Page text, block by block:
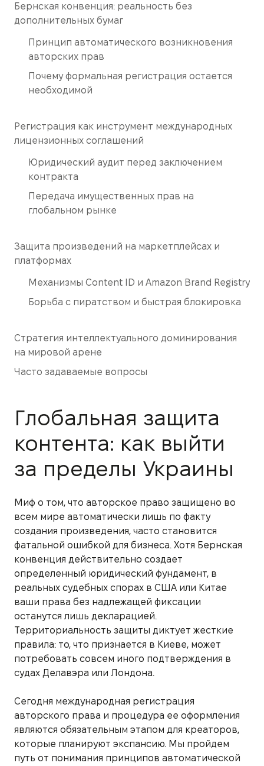
Бернская конвенция: реальность без
дополнительных бумаг
Принцип автоматического возникновения
авторских прав
Почему формальная регистрация остается
необходимой
Регистрация как инструмент международных
лицензионных соглашений
Юридический аудит перед заключением
контракта
Передача имущественных прав на
глобальном рынке
Защита произведений на маркетплейсах и
платформах
Механизмы Content ID и Amazon Brand Registry
Борьба с пиратством и быстрая блокировка
Стратегия интеллектуального доминирования
на мировой арене
Часто задаваемые вопросы
Глобальная защита
контента: как выйти
за пределы Украины
Миф о том, что авторское право защищено во
всем мире автоматически лишь по факту
создания произведения, часто становится
фатальной ошибкой для бизнеса. Хотя Бернская
конвенция действительно создает
определенный юридический фундамент, в
реальных судебных спорах в США или Китае
ваши права без надлежащей фиксации
останутся лишь декларацией.
Территориальность защиты диктует жесткие
правила: то, что признается в Киеве, может
потребовать совсем иного подтверждения в
судах Делавэра или Лондона.
Сегодня международная регистрация
авторского права и процедура ее оформления
являются обязательным этапом для креаторов,
которые планируют экспансию. Мы пройдем
путь от понимания принципов автоматической